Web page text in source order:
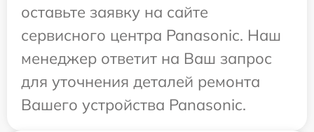
оставьте заявку на сайте
сервисного центра Panasonic. Наш
менеджер ответит на Ваш запрос
для уточнения деталей ремонта
Вашего устройства Panasonic.